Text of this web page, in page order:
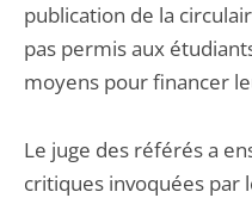
publication de la
pas permis aux
moyens pour financer
Le juge des référés a
critiques invoquées par